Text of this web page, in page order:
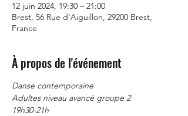
12 juin 2024, 19:30 – 21:00
Brest, 56 Rue d'Aiguillon, 29200 Brest,
France
À propos de l'événement
Danse contemporaine
Adultes niveau avancé groupe 2
19h30-21h